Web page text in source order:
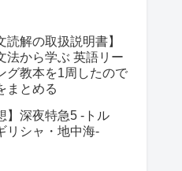
読解の取扱説明書】
法から学ぶ 英語リー
グ教本を1周したので
まとめる
】深夜特急5 -トル
リシャ・地中海-